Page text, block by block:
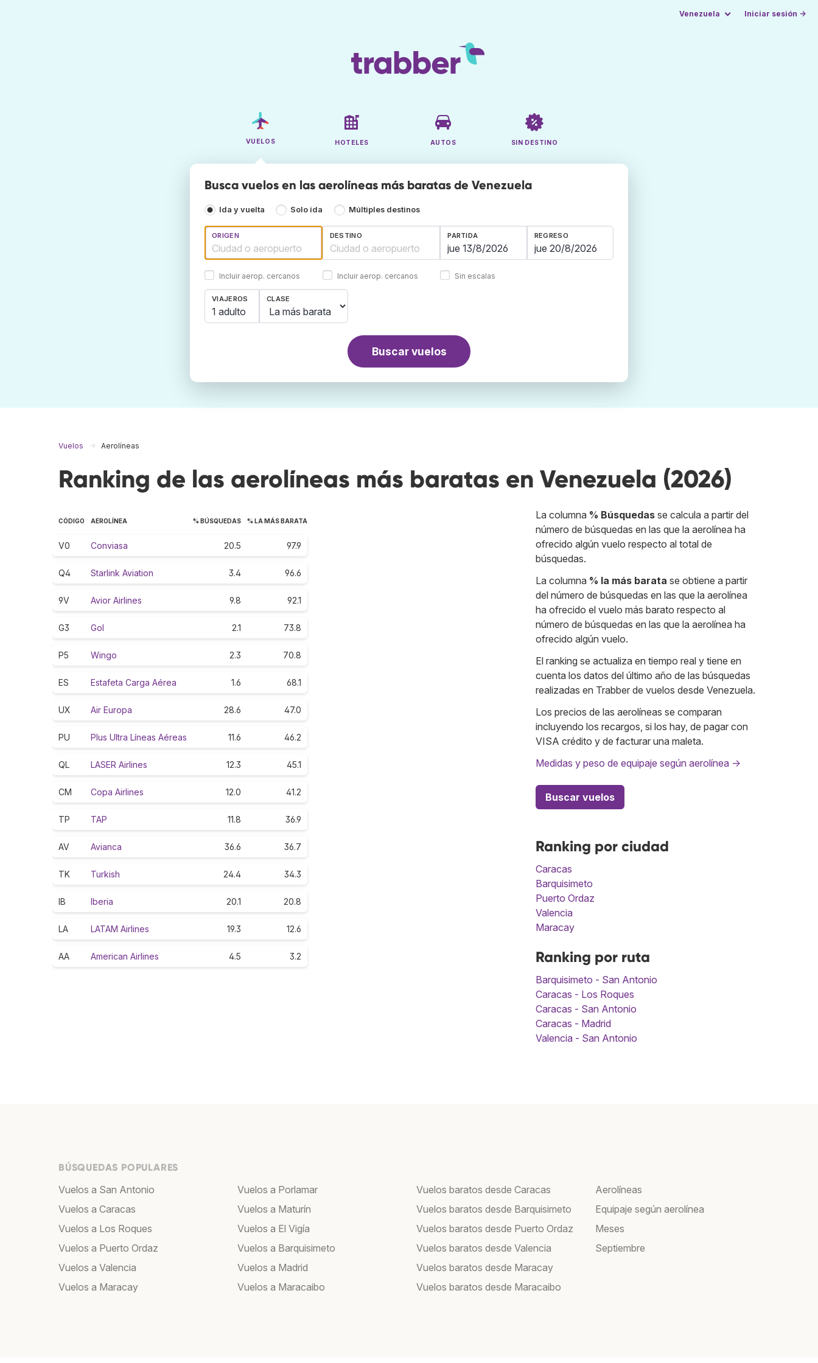
Venezuela Iniciar sesión →
VUELOS HOTELES AUTOS SIN DESTINO
Busca vuelos en las aerolíneas más baratas de Venezuela
Ida y vuelta Solo ida Múltiples destinos
ORIGEN
Incluir aerop. cercanos
DESTINO
Incluir aerop. cercanos
PARTIDA REGRESO
Sin escalas
VIAJEROS
1 adulto
CLASE
Buscar vuelos
Vuelos Aerolíneas
Ranking de las aerolíneas más baratas en Venezuela (2026)
CÓDIGO AEROLÍNEA % BÚSQUEDAS % LA MÁS BARATA
V0 Conviasa 20.5 97.9
Q4 Starlink Aviation 3.4 96.6
9V Avior Airlines 9.8 92.1
G3 Gol 2.1 73.8
P5 Wingo 2.3 70.8
ES Estafeta Carga Aérea 1.6 68.1
UX Air Europa 28.6 47.0
PU Plus Ultra Líneas Aéreas 11.6 46.2
QL LASER Airlines 12.3 45.1
CM Copa Airlines 12.0 41.2
TP TAP 11.8 36.9
AV Avianca 36.6 36.7
TK Turkish 24.4 34.3
IB Iberia 20.1 20.8
LA LATAM Airlines 19.3 12.6
AA American Airlines 4.5 3.2
La columna % Búsquedas se calcula a partir del
número de búsquedas en las que la aerolínea ha
ofrecido algún vuelo respecto al total de
búsquedas.
La columna % la más barata se obtiene a partir
del número de búsquedas en las que la aerolínea
ha ofrecido el vuelo más barato respecto al
número de búsquedas en las que la aerolínea ha
ofrecido algún vuelo.
El ranking se actualiza en tiempo real y tiene en
cuenta los datos del último año de las búsquedas
realizadas en Trabber de vuelos desde Venezuela.
Los precios de las aerolíneas se comparan
incluyendo los recargos, si los hay, de pagar con
VISA crédito y de facturar una maleta.
Medidas y peso de equipaje según aerolínea →
Buscar vuelos
Ranking por ciudad
Caracas
Barquisimeto
Puerto Ordaz
Valencia
Maracay
Ranking por ruta
Barquisimeto - San Antonio
Caracas - Los Roques
Caracas - San Antonio
Caracas - Madrid
Valencia - San Antonio
BÚSQUEDAS POPULARES
Vuelos a San Antonio
Vuelos a Caracas
Vuelos a Los Roques
Vuelos a Puerto Ordaz
Vuelos a Valencia
Vuelos a Maracay
Vuelos a Porlamar
Vuelos a Maturín
Vuelos a El Vigía
Vuelos a Barquisimeto
Vuelos a Madrid
Vuelos a Maracaibo
Vuelos baratos desde Caracas
Vuelos baratos desde Barquisimeto
Vuelos baratos desde Puerto Ordaz
Vuelos baratos desde Valencia
Vuelos baratos desde Maracay
Vuelos baratos desde Maracaibo
Aerolíneas
Equipaje según aerolínea
Meses
Septiembre